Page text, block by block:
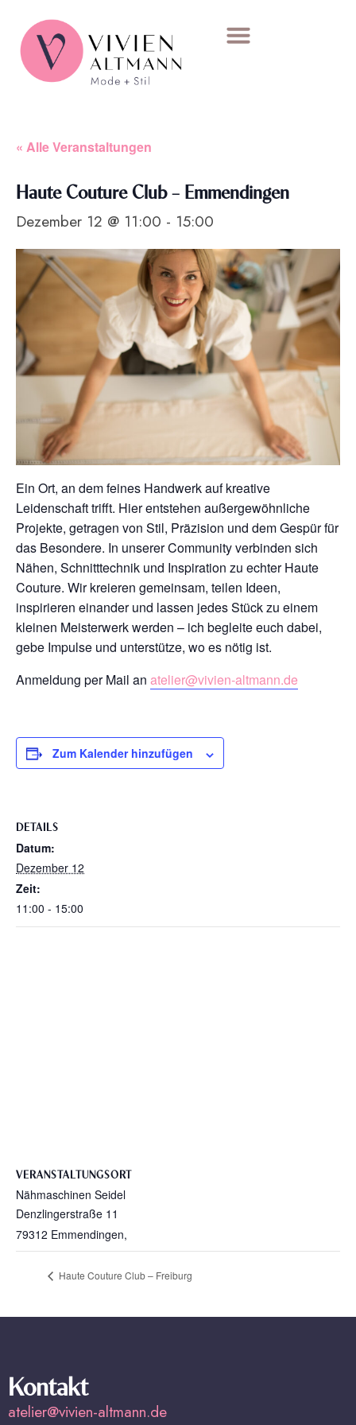
« Alle Veranstaltungen
Haute Couture Club – Emmendingen
Dezember 12 @ 11:00 - 15:00
Ein Ort, an dem feines Handwerk auf kreative
Leidenschaft trifft. Hier entstehen außergewöhnliche
Projekte, getragen von Stil, Präzision und dem Gespür für
das Besondere. In unserer Community verbinden sich
Nähen, Schnitttechnik und Inspiration zu echter Haute
Couture. Wir kreieren gemeinsam, teilen Ideen,
inspirieren einander und lassen jedes Stück zu einem
kleinen Meisterwerk werden – ich begleite euch dabei,
gebe Impulse und unterstütze, wo es nötig ist.
Anmeldung per Mail an atelier@vivien-altmann.de
Zum Kalender hinzufügen
DETAILS
Datum:
Dezember 12
Zeit:
11:00 - 15:00
VERANSTALTUNGSORT
Nähmaschinen Seidel
Denzlingerstraße 11
79312 Emmendingen,
Haute Couture Club – Freiburg
Kontakt
atelier@vivien-altmann.de